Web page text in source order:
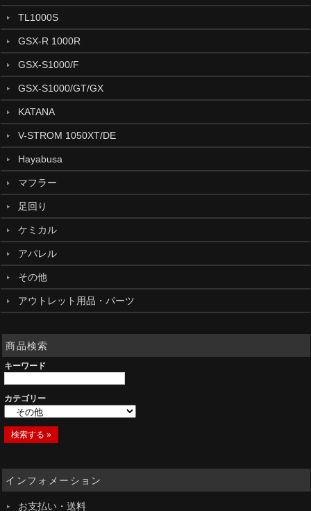
TL1000S
GSX-R 1000R
GSX-S1000/F
GSX-S1000/GT/GX
KATANA
V-STROM 1050XT/DE
Hayabusa
マフラー
足回り
ケミカル
アパレル
その他
アウトレット用品・パーツ
商品検索
キーワード
カテゴリー
インフォメーション
お支払い・送料